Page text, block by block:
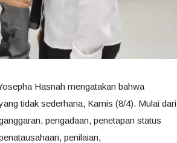
Hasnah mengatakan bahwa
tidak sederhana, Kamis (8/4). Mulai dari
pengadaan, penetapan status
penilaian,